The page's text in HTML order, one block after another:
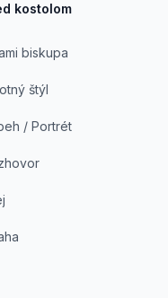
kostolom
biskupa
štýl
/ Portrét